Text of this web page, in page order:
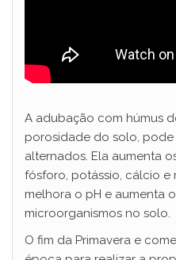
A adubação com húmus
porosidade do solo, pode
alternados. Ela aumenta
fósforo, potássio, cálcio e
melhora o pH e aumenta
microorganismos no solo.
O fim da Primavera e